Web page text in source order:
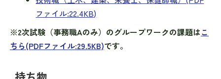
ファイル:22.4KB)
※2次試験（事務職Aのみ）のグループワークの課題はこ
ちら(PDFファイル:29.5KB)です。